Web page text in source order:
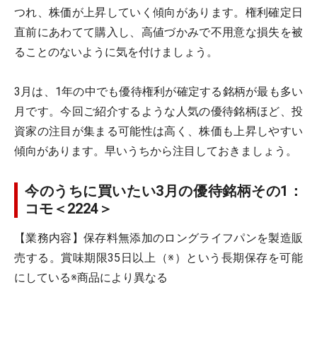
つれ、株価が上昇していく傾向があります。権利確定日
直前にあわてて購入し、高値づかみで不用意な損失を被
ることのないように気を付けましょう。
3月は、1年の中でも優待権利が確定する銘柄が最も多い
月です。今回ご紹介するような人気の優待銘柄ほど、投
資家の注目が集まる可能性は高く、株価も上昇しやすい
傾向があります。早いうちから注目しておきましょう。
今のうちに買いたい3月の優待銘柄その1：
コモ＜2224＞
【業務内容】保存料無添加のロングライフパンを製造販
売する。賞味期限35日以上（※）という長期保存を可能
にしている※商品により異なる